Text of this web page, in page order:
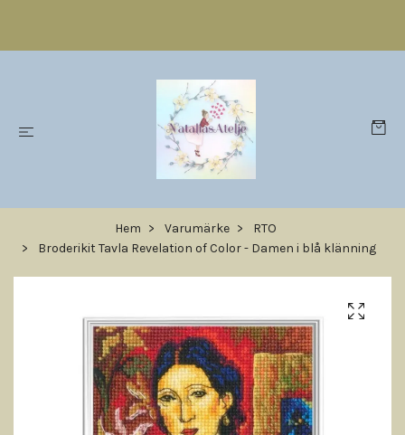
Hem Varumärke
RTO
Broderikit Tavla Revelation of Color - Damen i blå klänning